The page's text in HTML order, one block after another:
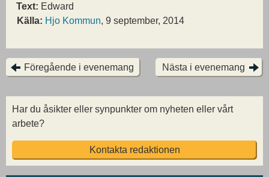
Text: Edward
Källa: Hjo Kommun, 9 september, 2014
Föregående i evenemang Nästa i evenemang
Har du åsikter eller synpunkter om nyheten eller vårt
arbete?
Kontakta redaktionen